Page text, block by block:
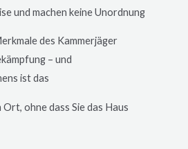
und machen keine Unordnung
des Kammerjäger
– und
ist das
ohne dass Sie das Haus